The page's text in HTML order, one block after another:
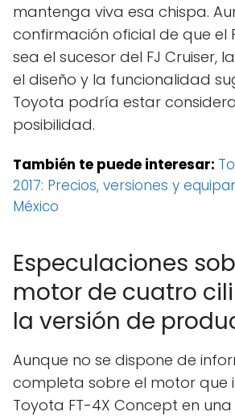
mantenga viva esa chispa.
confirmación oficial de que el
sea el sucesor del FJ Cruiser,
el diseño y la funcionalidad
Toyota podría estar
posibilidad.
También te puede interesar:
2017: Precios, versiones y
México
Especulaciones
motor de cuatro
la versión de
Aunque no se dispone de
completa sobre el motor que
Toyota FT-4X Concept en